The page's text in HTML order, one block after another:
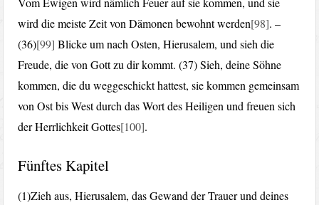
wird die meiste Zeit von Dämonen bewohnt werden[98]. –
(36)[99] Blicke um nach Osten, Hierusalem, und sieh die
Freude, die von Gott zu dir kommt. (37) Sieh, deine Söhne
kommen, die du weggeschickt hattest, sie kommen gemeinsam
von Ost bis West durch das Wort des Heiligen und freuen sich
der Herrlichkeit Gottes[100].
Fünftes Kapitel
(1)Zieh aus, Hierusalem, das Gewand der Trauer und deines